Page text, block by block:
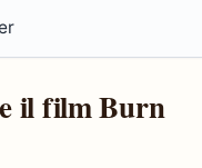
il film Burn